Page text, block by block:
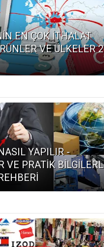
EN ÇOK İTHALAT
VE ÜLKELER
YAPILIR -
VE PRATİK